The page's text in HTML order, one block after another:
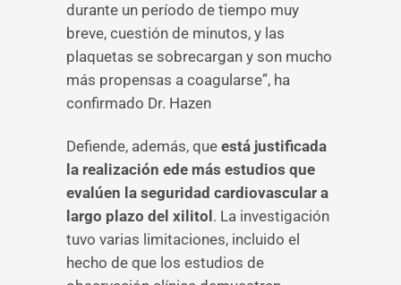
durante un período de tiempo muy
breve, cuestión de minutos, y las
plaquetas se sobrecargan y son mucho
más propensas a coagularse”, ha
confirmado Dr. Hazen
Defiende, además, que está justificada
la realización ede más estudios que
evalúen la seguridad cardiovascular a
largo plazo del xilitol . La investigación
tuvo varias limitaciones, incluido el
hecho de que los estudios de